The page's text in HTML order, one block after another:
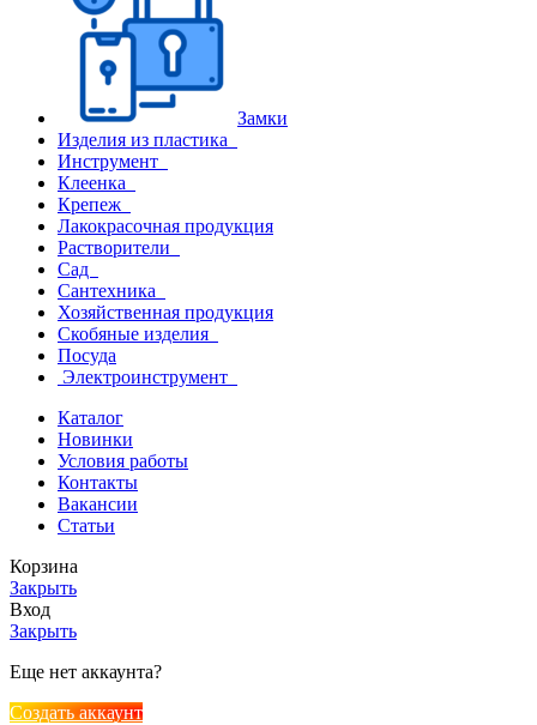
Замки
Изделия из пластика
Инструмент
Клеенка
Крепеж
Лакокрасочная продукция
Растворители
Сад
Сантехника
Хозяйственная продукция
Скобяные изделия
Посуда
Электроинструмент
Каталог
Новинки
Условия работы
Контакты
Вакансии
Статьи
Корзина
Закрыть
Вход
Закрыть
Еще нет аккаунта?
Создать аккаунт